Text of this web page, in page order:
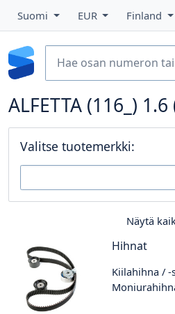
Suomi EUR Finland
ALFETTA (116_)
Valitse tuotemerkki:
Näytä
Hihnat
Kiilahihna / -